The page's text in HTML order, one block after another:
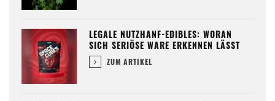
LEGALE NUTZHANF-EDIBLES: WORAN
SICH SERIÖSE WARE ERKENNEN LÄSST
ZUM ARTIKEL